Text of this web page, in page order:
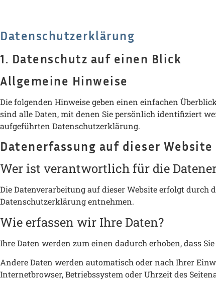
Datenschutz­erklärung
1. Datenschutz auf einen Blick
Allgemeine Hinweise
Die folgenden Hinweise geben einen einfachen
sind alle Daten, mit denen Sie persönlich identifiziert
aufgeführten Datenschutzerklärung.
Datenerfassung auf dieser Website
Wer ist verantwortlich für die
Die Datenverarbeitung auf dieser Website erfolgt durch
Datenschutzerklärung entnehmen.
Wie erfassen wir Ihre Daten?
Ihre Daten werden zum einen dadurch erhoben, dass
Andere Daten werden automatisch oder nach Ihrer
Internetbrowser, Betriebssystem oder Uhrzeit des